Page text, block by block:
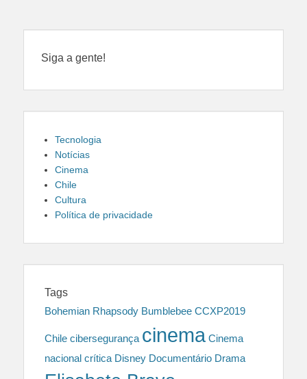
Siga a gente!
Tecnologia
Notícias
Cinema
Chile
Cultura
Política de privacidade
Tags
Bohemian Rhapsody Bumblebee CCXP2019
Chile cibersegurança cinema Cinema
nacional crítica Disney Documentário Drama